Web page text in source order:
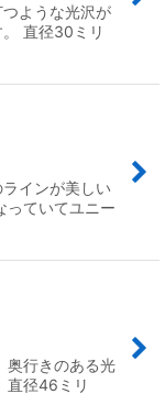
ような光沢が
。 直径30ミリ
インが美しい
っていてユニー
奥行きのある光
直径46ミリ